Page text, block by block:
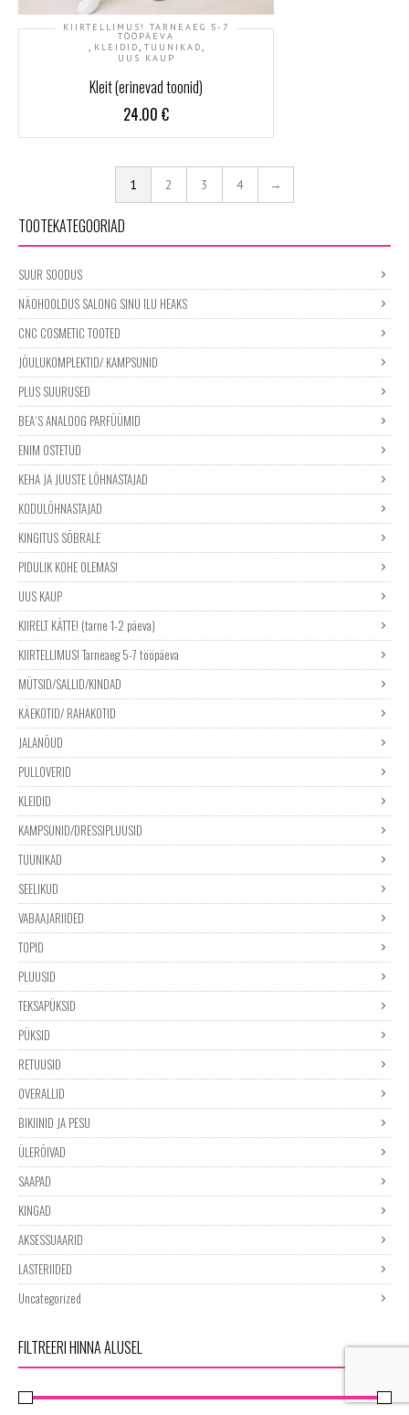
KIIRTELLIMUS! TARNEAEG 5-7
TÖÖPÄEVA
KLEIDID TUUNIKAD
UUS KAUP
Kleit (erinevad toonid)
24.00 €
1 2 3 4 →
TOOTEKATEGOORIAD
SUUR SOODUS
NÄOHOOLDUS SALONG SINU ILU HEAKS
CNC COSMETIC TOOTED
JÕULUKOMPLEKTID/ KAMPSUNID
PLUS SUURUSED
BEA´S ANALOOG PARFÜÜMID
ENIM OSTETUD
KEHA JA JUUSTE LÕHNASTAJAD
KODULÕHNASTAJAD
KINGITUS SÕBRALE
PIDULIK KOHE OLEMAS!
UUS KAUP
KIIRELT KÄTTE! (tarne 1-2 päeva)
KIIRTELLIMUS! Tarneaeg 5-7 tööpäeva
MÜTSID/SALLID/KINDAD
KÄEKOTID/ RAHAKOTID
JALANÕUD
PULLOVERID
KLEIDID
KAMPSUNID/DRESSIPLUUSID
TUUNIKAD
SEELIKUD
VABAAJARIIDED
TOPID
PLUUSID
TEKSAPÜKSID
PÜKSID
RETUUSID
OVERALLID
BIKIINID JA PESU
ÜLERÕIVAD
SAAPAD
KINGAD
AKSESSUAARID
LASTERIIDED
Uncategorized
FILTREERI HINNA ALUSEL